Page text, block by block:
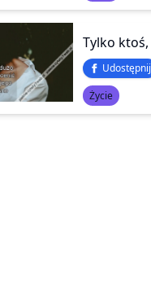
Udostępnij
Życie